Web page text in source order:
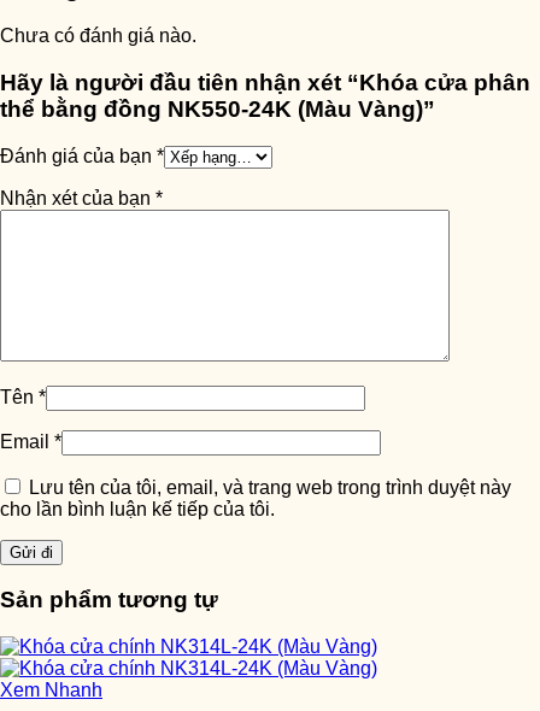
Chưa có đánh giá nào.
Hãy là người đầu tiên nhận xét “Khóa cửa phân
thể bằng đồng NK550-24K (Màu Vàng)”
Đánh giá của bạn *
Nhận xét của bạn *
Tên *
Email *
Lưu tên của tôi, email, và trang web trong trình duyệt này
cho lần bình luận kế tiếp của tôi.
Sản phẩm tương tự
Xem Nhanh